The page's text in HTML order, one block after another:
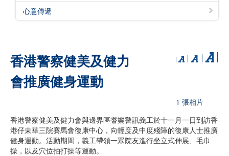
心意傳遞
香港警察健美及健力
會推廣健身運動
1 張相片
香港警察健美及健力會與邊界區耆樂警訊義工於十一月一日到訪香
港仔東華三院賽馬會復康中心，向輕度及中度殘障的復康人士推廣
健身運動。活動期間，義工帶領一眾院友進行坐立式伸展、毛巾
操，以及穴位拍打操等運動。